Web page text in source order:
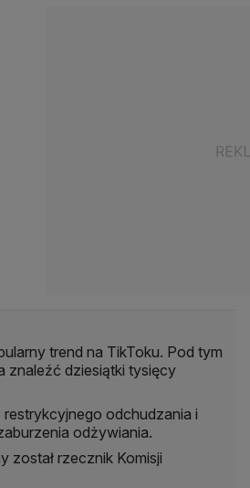
trend na TikToku. Pod tym
znaleźć dziesiątki tysięcy
odchudzania i
odżywiania.
został rzecznik Komisji